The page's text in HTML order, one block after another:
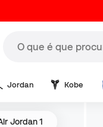
Jordan Kobe
Jordan 1